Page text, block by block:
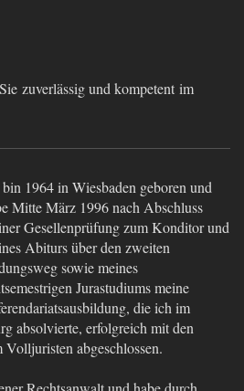
zuverlässig und kompetent im
1964 in Wiesbaden geboren und
Mitte März 1996 nach Abschluss
Gesellenprüfung zum Konditor und
Abiturs über den zweiten
sowie meines
Jurastudiums meine
die ich im
absolvierte, erfolgreich mit den
Volljuristen abgeschlossen.